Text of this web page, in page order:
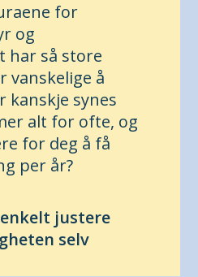
for
og
har så store
vanskelige å
kanskje synes
alt for ofte, og
for deg å få
per år?
justere
selv